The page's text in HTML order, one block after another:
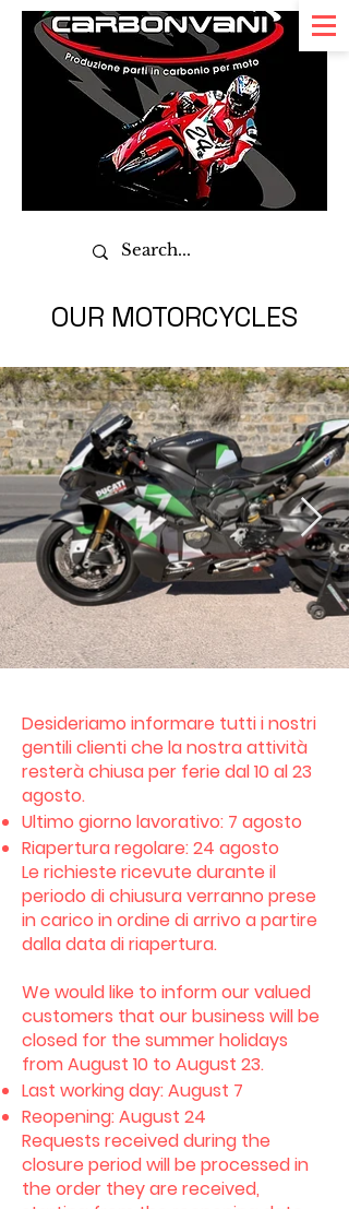
OUR MOTORCYCLES
Desideriamo informare tutti i nostri
gentili clienti che la nostra attività
resterà chiusa per ferie dal 10 al 23
agosto.
Ultimo giorno lavorativo: 7 agosto
Riapertura regolare: 24 agosto
Le richieste ricevute durante il
periodo di chiusura verranno prese
in carico in ordine di arrivo a partire
dalla data di riapertura.
We would like to inform our valued
customers that our business will be
closed for the summer holidays
from August 10 to August 23.
Last working day: August 7
Reopening: August 24
Requests received during the
closure period will be processed in
the order they are received,